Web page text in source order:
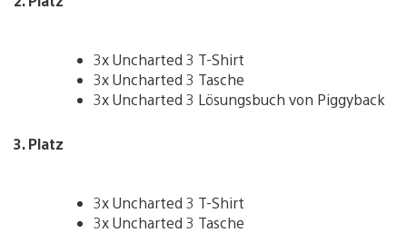
3x Uncharted 3 T-Shirt
3x Uncharted 3 Tasche
3x Uncharted 3 Lösungsbuch von Piggyback
3. Platz
3x Uncharted 3 T-Shirt
3x Uncharted 3 Tasche